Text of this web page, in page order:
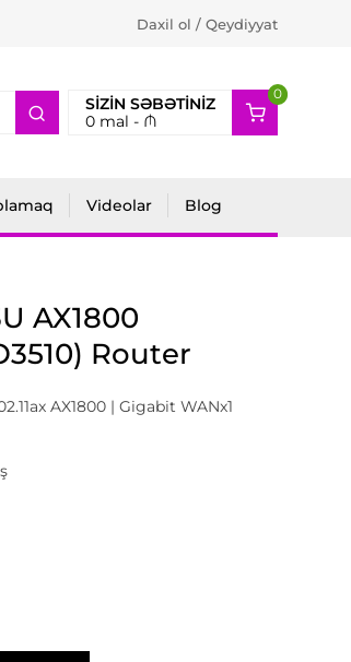
Daxil ol / Qeydiyyat
SIZIN SƏBƏTINIZ
0mal - ₼
0
2
Videolar Blog
AX1800
Router
AX1800 | Gigabit WANx1